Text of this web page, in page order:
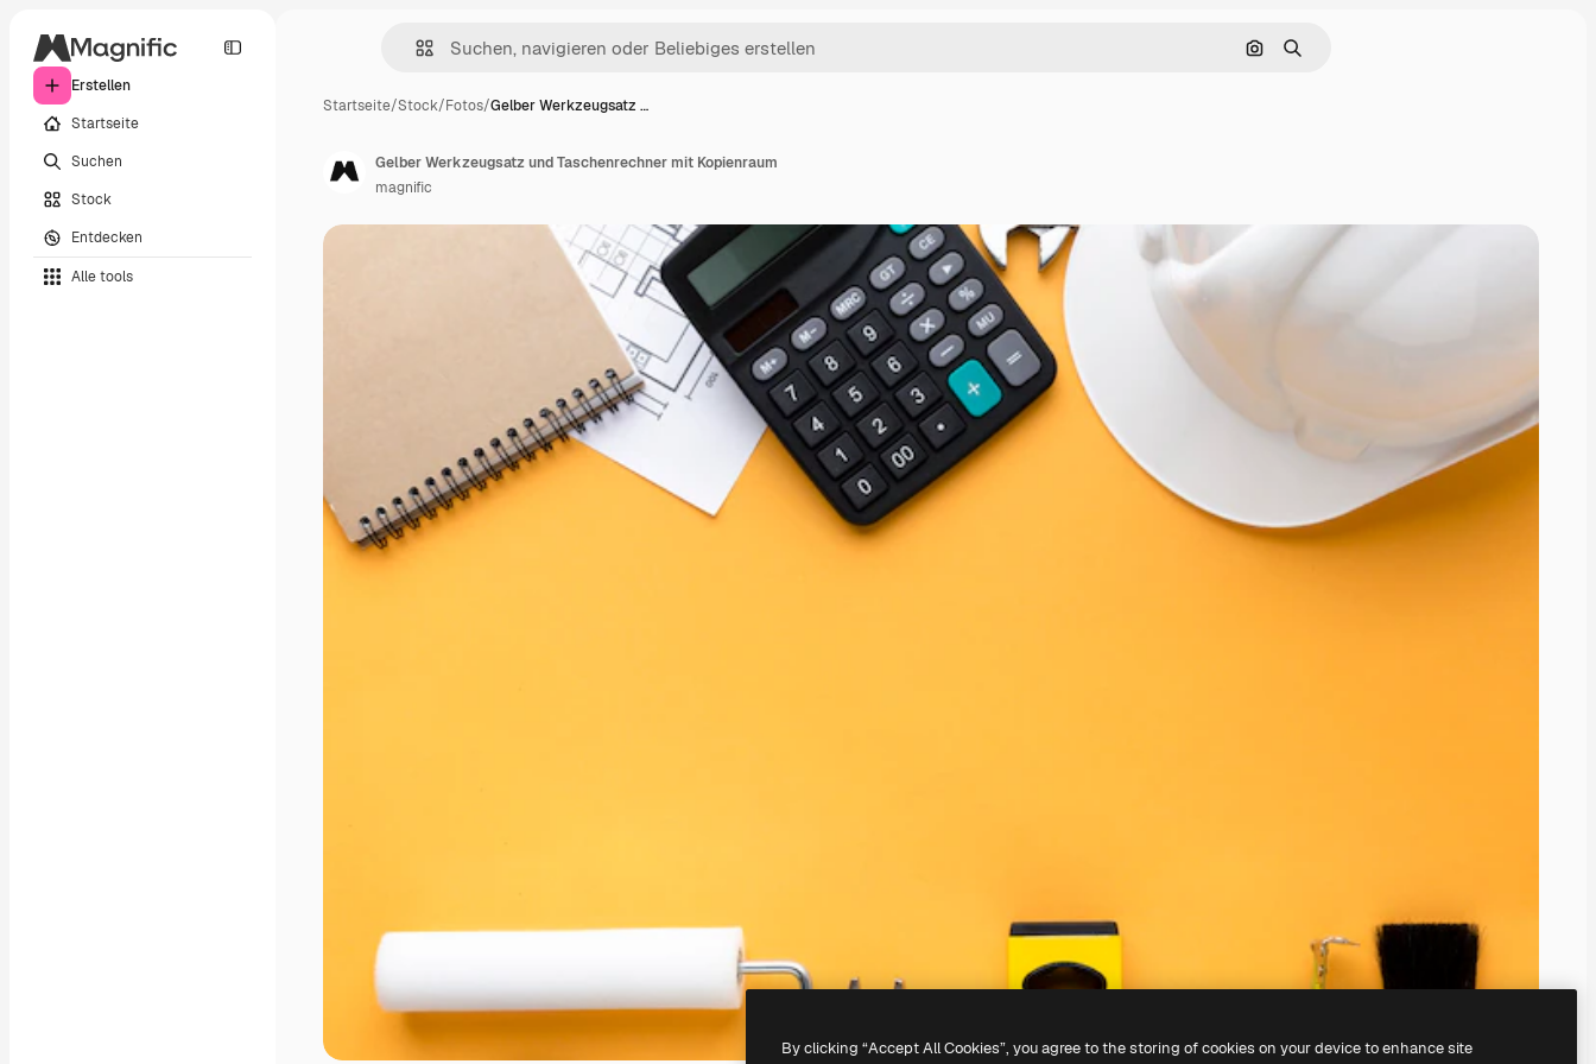
Erstellen
Startseite
Suchen
Stock
Entdecken
Alle tools
Nach Bild suchen
Suchen
Startseite/Stock/Fotos/Gelber Werkzeugsatz …
Gelber Werkzeugsatz und Taschenrechner mit Kopienraum
magnific
By clicking “Accept All Cookies”, you agree to the storing of cookies on your device to enhance site